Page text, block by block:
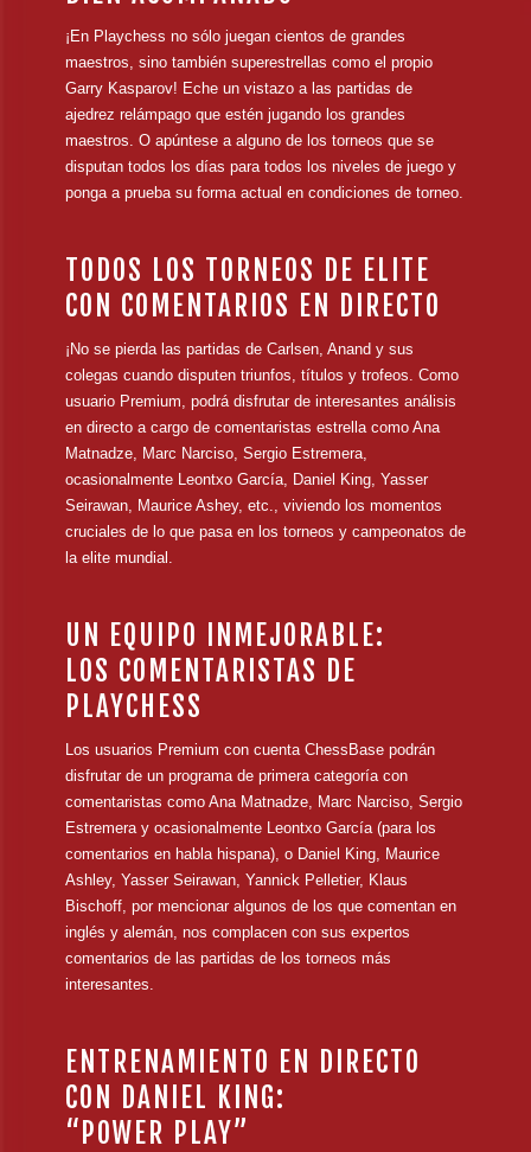
¡En Playchess no sólo juegan cientos de grandes
maestros, sino también superestrellas como el propio
Garry Kasparov! Eche un vistazo a las partidas de
ajedrez relámpago que estén jugando los grandes
maestros. O apúntese a alguno de los torneos que se
disputan todos los días para todos los niveles de juego y
ponga a prueba su forma actual en condiciones de torneo.
TODOS LOS TORNEOS DE ELITE
CON COMENTARIOS EN DIRECTO
¡No se pierda las partidas de Carlsen, Anand y sus
colegas cuando disputen triunfos, títulos y trofeos. Como
usuario Premium, podrá disfrutar de interesantes análisis
en directo a cargo de comentaristas estrella como Ana
Matnadze, Marc Narciso, Sergio Estremera,
ocasionalmente Leontxo García, Daniel King, Yasser
Seirawan, Maurice Ashey, etc., viviendo los momentos
cruciales de lo que pasa en los torneos y campeonatos de
la elite mundial.
UN EQUIPO INMEJORABLE:
LOS COMENTARISTAS DE
PLAYCHESS
Los usuarios Premium con cuenta ChessBase podrán
disfrutar de un programa de primera categoría con
comentaristas como Ana Matnadze, Marc Narciso, Sergio
Estremera y ocasionalmente Leontxo García (para los
comentarios en habla hispana), o Daniel King, Maurice
Ashley, Yasser Seirawan, Yannick Pelletier, Klaus
Bischoff, por mencionar algunos de los que comentan en
inglés y alemán, nos complacen con sus expertos
comentarios de las partidas de los torneos más
interesantes.
ENTRENAMIENTO EN DIRECTO
CON DANIEL KING:
“POWER PLAY”